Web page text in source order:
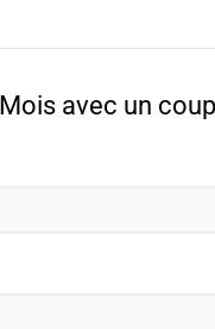
avec un